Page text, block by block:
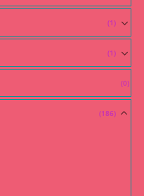
(1)
(1)
(0)
(186)